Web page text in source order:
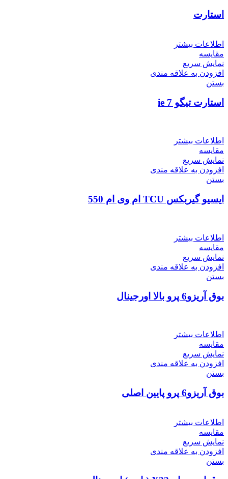
استارت
اطلاعات بیشتر
مقایسه
نمایش سریع
افزودن به علاقه مندی
بستن
استارت تیگو 7 ie
اطلاعات بیشتر
مقایسه
نمایش سریع
افزودن به علاقه مندی
بستن
ایسیو گیربکس TCU ام وی ام 550
اطلاعات بیشتر
مقایسه
نمایش سریع
افزودن به علاقه مندی
بستن
بوق آریزو6 پرو بالا اورجینال
اطلاعات بیشتر
مقایسه
نمایش سریع
افزودن به علاقه مندی
بستن
بوق آریزو6 پرو پایین اصلی
اطلاعات بیشتر
مقایسه
نمایش سریع
افزودن به علاقه مندی
بستن